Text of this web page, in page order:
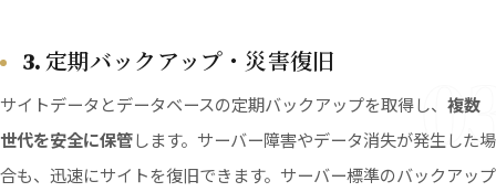
3. 定期バックアップ・災害復旧
サイトデータとデータベースの定期バックアップを取得し、 複数
世代を安全に保管します。サーバー障害やデータ消失が発生した場
合も、迅速にサイトを復旧できます。サーバー標準のバックアップ